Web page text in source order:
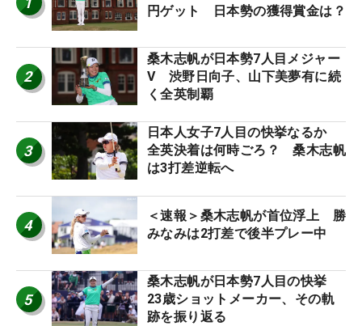
円ゲット 日本勢の獲得賞金は？
2
桑木志帆が日本勢7人目メジャー
V 渋野日向子、山下美夢有に続
く全英制覇
3
日本人女子7人目の快挙なるか
全英決着は何時ごろ？ 桑木志帆
は3打差逆転へ
4
＜速報＞桑木志帆が首位浮上 勝
みなみは2打差で後半プレー中
5
桑木志帆が日本勢7人目の快挙
23歳ショットメーカー、その軌
跡を振り返る